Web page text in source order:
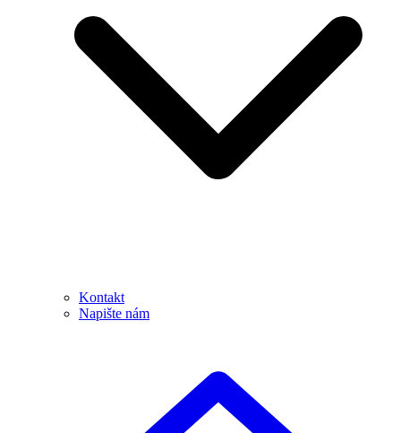
Kontakt
Napište nám